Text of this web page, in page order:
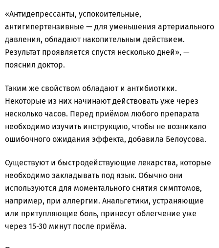
«Антидепрессанты, успокоительные,
антигипертензивные — для уменьшения артериального
давления, обладают накопительным действием.
Результат проявляется спустя несколько дней», —
пояснил доктор.
Таким же свойством обладают и антибиотики.
Некоторые из них начинают действовать уже через
несколько часов. Перед приёмом любого препарата
необходимо изучить инструкцию, чтобы не возникало
ошибочного ожидания эффекта, добавила Белоусова.
Существуют и быстродействующие лекарства, которые
необходимо закладывать под язык. Обычно они
используются для моментального снятия симптомов,
например, при аллергии. Анальгетики, устраняющие
или притупляющие боль, принесут облегчение уже
через 15-30 минут после приёма.